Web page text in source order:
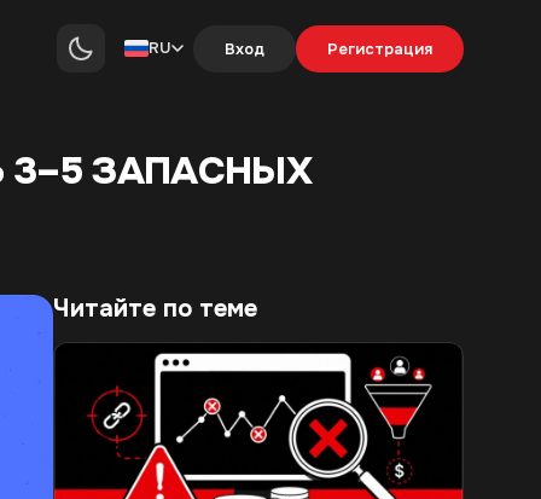
RU Вход Регистрация
3–5 ЗАПАСНЫХ
Читайте по теме